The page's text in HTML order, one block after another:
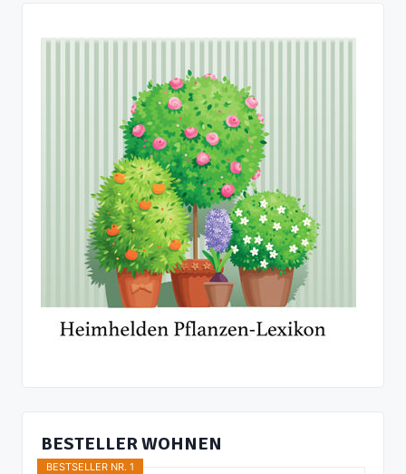
BESTELLER WOHNEN
BESTSELLER NR. 1